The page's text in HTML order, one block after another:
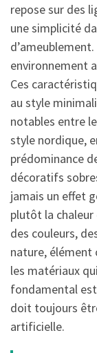
repose sur des
une simplicité
environnement
Ces
au style
notables entre
style nordique,
prédominance
décoratifs
jamais un effet
plutôt la chaleur
des couleurs,
nature, élément
les matériaux
fondamental
doit toujours
artificielle.